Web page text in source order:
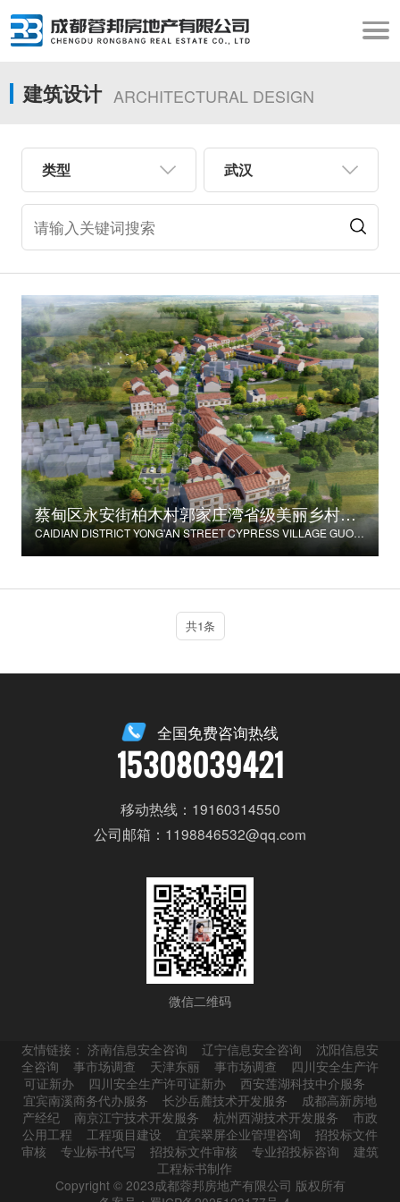
建筑设计 ARCHITECTURAL DESIGN
类型 武汉
蔡甸区永安街柏木村郭家庄湾省级美丽乡村试点建设项目
CAIDIAN DISTRICT YONG'AN STREET CYPRESS VILLAGE GUOJIAZHUANG BAY PROVINCIAL BEAUTIFUL VILLAGE PILOT CONSTRUCTION PROJECT
共1条
全国免费咨询热线
15308039421
移动热线：19160314550
公司邮箱：1198846532@qq.com
微信二维码
友情链接：济南信息安全咨询 辽宁信息安全咨询
沈阳信息安
全咨询
事市场调查 天津东丽 事市场调查
四川安全生产许
可证新办
四川安全生产许可证新办
西安莲湖科技中介服务
宜宾南溪商务代办服务
长沙岳麓技术开发服务
成都高新房地
产经纪
南京江宁技术开发服务 杭州西湖技术开发服务
市政
公用工程
工程项目建设 宜宾翠屏企业管理咨询
招投标文件
审核
专业标书代写 招投标文件审核 专业招投标咨询
建筑
工程标书制作
Copyright © 2023成都蓉邦房地产有限公司 版权所有